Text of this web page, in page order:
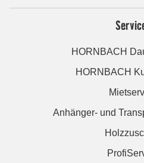
HORNBACH
HORNBACH
Anhänger- und